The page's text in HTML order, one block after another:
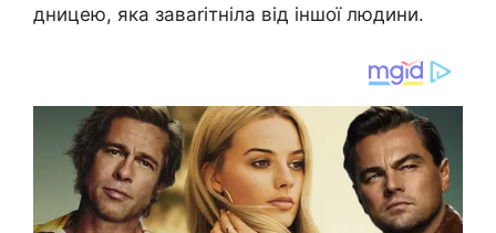
дницею, яка заваrітніла від іншої людини.